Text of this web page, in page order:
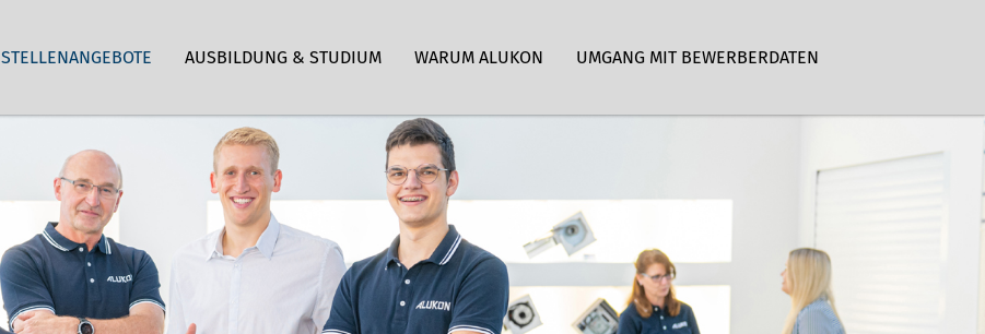
STELLENANGEBOTE AUSBILDUNG & STUDIUM WARUM ALUKON UMGANG MIT BEWERBERDATEN